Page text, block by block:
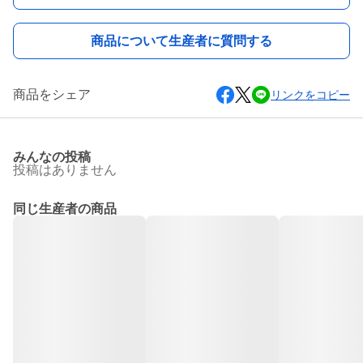
商品について生産者に質問する
商品をシェア リンクをコピー
みんなの投稿
投稿はありません
同じ生産者の商品